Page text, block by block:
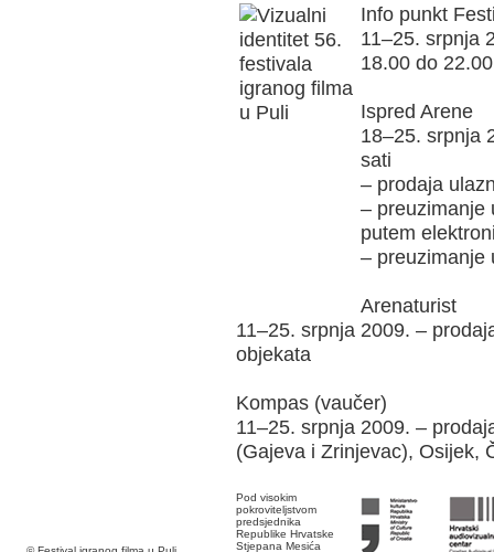
Info punkt
11–25. srpnja
18.00 do
Ispred Arene
18–25. srpnja
sati
– prodaja
– preuzimanje
putem
– preuzimanje
Arenaturist
11–25. srpnja 2009. –
objekata
Kompas (vaučer)
11–25. srpnja 2009. –
(Gajeva i Zrinjevac), Osijek,
Pod visokim
pokroviteljstvom
predsjednika
Republike Hrvatske
Stjepana Mesića